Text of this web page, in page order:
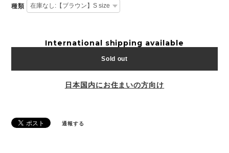
種類
International shipping available
Sold out
日本国内にお住まいの方向け
通報する